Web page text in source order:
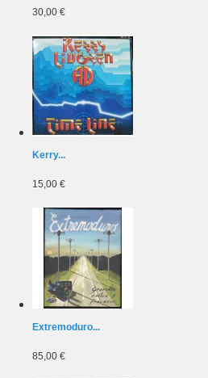
30,00 €
Kerry...
15,00 €
Extremoduro...
85,00 €